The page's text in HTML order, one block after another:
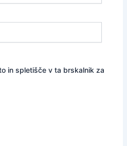
in spletišče v ta brskalnik za